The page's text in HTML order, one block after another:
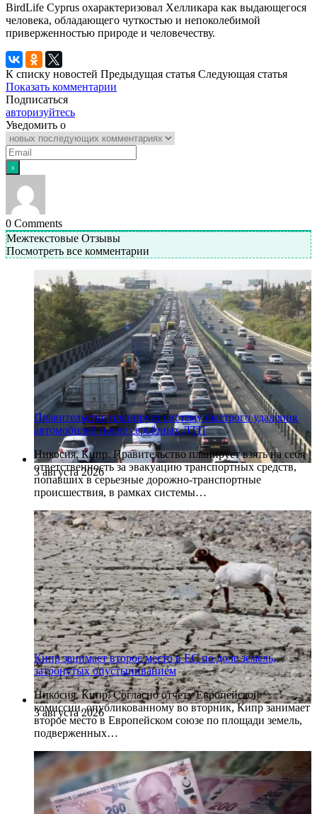
BirdLife Cyprus охарактеризовал Хелликара как выдающегося
человека, обладающего чуткостью и непоколебимой
приверженностью природе и человечеству.
К списку новостей Предыдущая статья Следующая статья
Показать комментарии
Подписаться
авторизуйтесь
Уведомить о
0 Comments
Межтекстовые Отзывы
Посмотреть все комментарии
3 августа 2026
Правительство планирует систему быстрого удаления
автомобилей после серьёзных ДТП
Никосия, Кипр. Правительство планирует взять на себя
ответственность за эвакуацию транспортных средств,
попавших в серьезные дорожно-транспортные
происшествия, в рамках системы…
3 августа 2026
Кипр занимает второе место в ЕС по доле земель,
затронутых опустыниванием
Никосия, Кипр. Согласно отчету Европейской
комиссии, опубликованному во вторник, Кипр занимает
второе место в Европейском союзе по площади земель,
подверженных…